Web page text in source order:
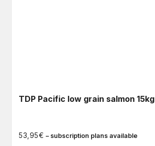
TDP Pacific low grain salmon 15kg
53,95€ – subscription plans available